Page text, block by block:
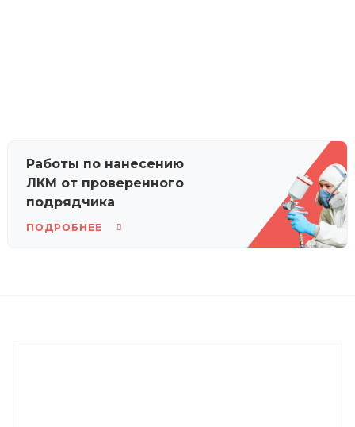
Работы по нанесению
ЛКМ от проверенного
подрядчика
ПОДРОБНЕЕ